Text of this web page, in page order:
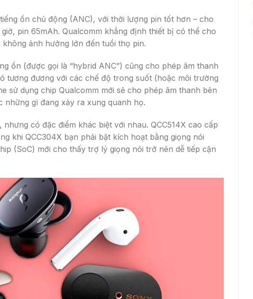
ồn chủ động (ANC), với thời lượng pin tốt hơn – cho
pin 65mAh. Qualcomm khẳng định thiết bị có thể cho
ảnh hưởng lớn đến tuổi thọ pin.
ồn (được gọi là “hybrid ANC”) cũng cho phép âm thanh
tương đương với các chế độ trong suốt (hoặc môi trường
sử dụng chip Qualcomm mới sẽ cho phép âm thanh bên
những gì đang xảy ra xung quanh họ.
có đặc điểm khác biệt với nhau. QCC514X cao cấp
khi QCC304X bạn phải bật kích hoạt bằng giọng nói
(SoC) mới cho thấy trợ lý giọng nói trở nên dễ tiếp cận